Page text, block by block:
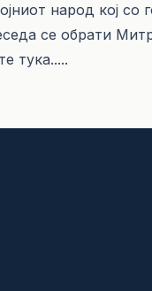
народ кој со
се обрати
тука.....